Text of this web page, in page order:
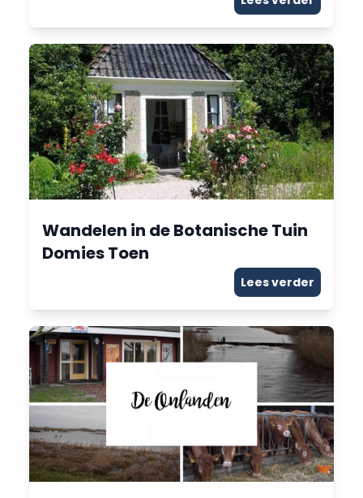
Wandelen in de Botanische Tuin
Domies Toen
Lees verder